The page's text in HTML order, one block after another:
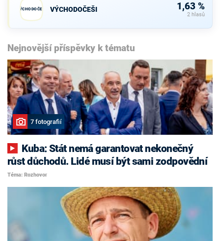
VÝCHODOČEŠI VÝCHODOČEŠI 1,63 %
2 hlasů
Nejnovější příspěvky k tématu
7 fotografií
růst důchodů. Lidé musí být sami zodpovědní
Téma: Rozhovor